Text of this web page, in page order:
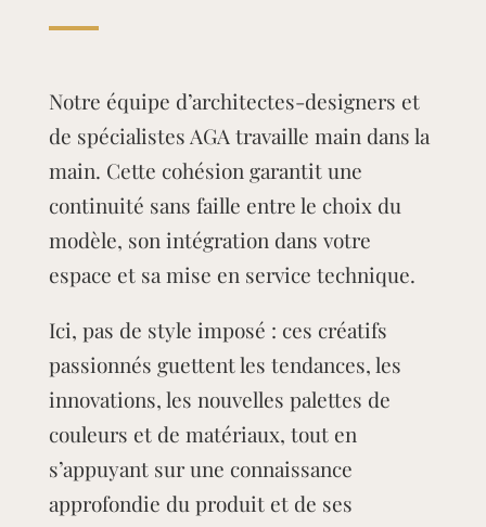
Notre équipe d’architectes-designers et
de spécialistes AGA travaille main dans la
main. Cette cohésion garantit une
continuité sans faille entre le choix du
modèle, son intégration dans votre
espace et sa mise en service technique.
Ici, pas de style imposé : ces créatifs
passionnés guettent les tendances, les
innovations, les nouvelles palettes de
couleurs et de matériaux, tout en
s’appuyant sur une connaissance
approfondie du produit et de ses